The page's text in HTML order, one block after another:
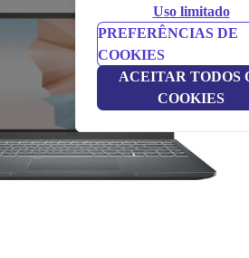
Uso limitado
PREFERÊNCIAS DE
COOKIES
ACEITAR TODOS
COOKIES